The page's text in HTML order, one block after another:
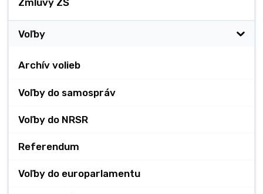
Zmluvy ZŠ
Voľby
Archív volieb
Voľby do samospráv
Voľby do NRSR
Referendum
Voľby do europarlamentu